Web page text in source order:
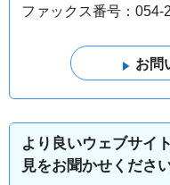
ファックス番号：054-
より良いウェブサイ
見をお聞かせくださ